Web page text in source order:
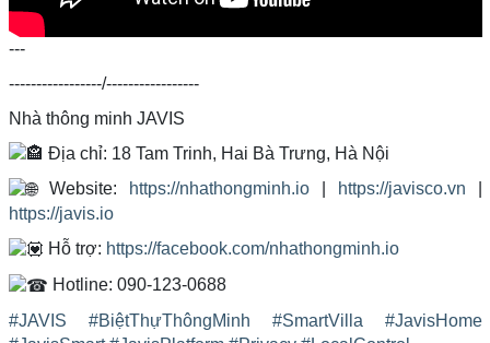
---
-----------------/-----------------
Nhà thông minh JAVIS
Địa chỉ: 18 Tam Trinh, Hai Bà Trưng, Hà Nội
Website:
https://nhathongminh.io| https://javisco.vn
https://javis.io
Hỗ trợ: https://facebook.com/nhathongminh.io
Hotline: 090-123-0688
#JAVIS
#BiệtThựThôngMinh #SmartVilla
#JavisHome